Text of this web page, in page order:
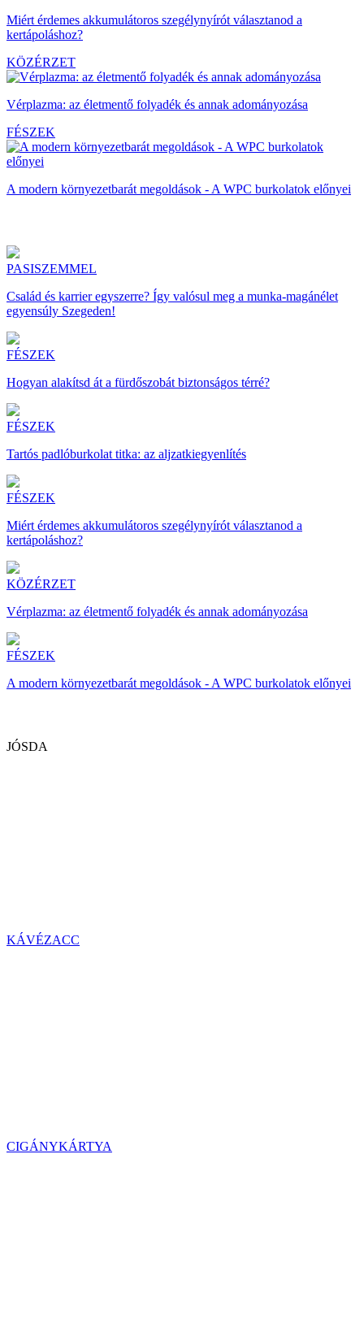
Miért érdemes akkumulátoros szegélynyírót választanod a
kertápoláshoz?
KÖZÉRZET
Vérplazma: az életmentő folyadék és annak adományozása
FÉSZEK
A modern környezetbarát megoldások - A WPC burkolatok előnyei
PASISZEMMEL
Család és karrier egyszerre? Így valósul meg a munka-magánélet
egyensúly Szegeden!
FÉSZEK
Hogyan alakítsd át a fürdőszobát biztonságos térré?
FÉSZEK
Tartós padlóburkolat titka: az aljzatkiegyenlítés
FÉSZEK
Miért érdemes akkumulátoros szegélynyírót választanod a
kertápoláshoz?
KÖZÉRZET
Vérplazma: az életmentő folyadék és annak adományozása
FÉSZEK
A modern környezetbarát megoldások - A WPC burkolatok előnyei
JÓSDA
KÁVÉZACC
CIGÁNYKÁRTYA